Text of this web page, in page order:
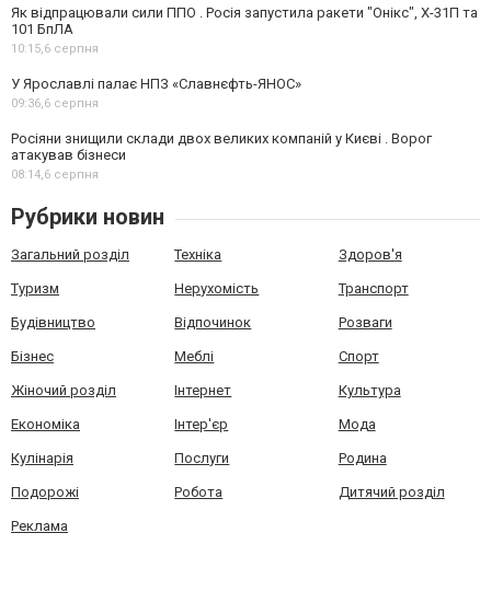
Як відпрацювали сили ППО . Росія запустила ракети "Онікс", Х-31П та
101 БпЛА
10:15,6 серпня
У Ярославлі палає НПЗ «Славнєфть-ЯНОС»
09:36,6 серпня
Росіяни знищили склади двох великих компаній у Києві . Ворог
атакував бізнеси
08:14,6 серпня
Рубрики новин
Загальний розділ Техніка Здоров'я
Туризм Нерухомість Транспорт
Будівництво Відпочинок Розваги
Бізнес Меблі Спорт
Жіночий розділ Інтернет Культура
Економіка Інтер'єр Мода
Кулінарія Послуги Родина
Подорожі Робота Дитячий розділ
Реклама